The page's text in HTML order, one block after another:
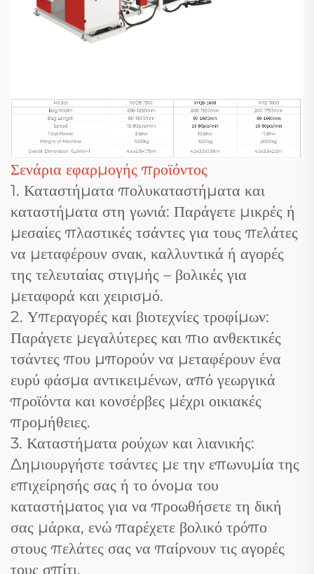
Σενάρια εφαρμογής προϊόντος
1. Καταστήματα πολυκαταστήματα και
καταστήματα στη γωνιά: Παράγετε μικρές ή
μεσαίες πλαστικές τσάντες για τους πελάτες
να μεταφέρουν σνακ, καλλυντικά ή αγορές
της τελευταίας στιγμής – βολικές για
μεταφορά και χειρισμό.
2. Υπεραγορές και βιοτεχνίες τροφίμων:
Παράγετε μεγαλύτερες και πιο ανθεκτικές
τσάντες που μπορούν να μεταφέρουν ένα
ευρύ φάσμα αντικειμένων, από γεωργικά
προϊόντα και κονσέρβες μέχρι οικιακές
προμήθειες.
3. Καταστήματα ρούχων και λιανικής:
Δημιουργήστε τσάντες με την επωνυμία της
επιχείρησής σας ή το όνομα του
καταστήματος για να προωθήσετε τη δική
σας μάρκα, ενώ παρέχετε βολικό τρόπο
στους πελάτες σας να παίρνουν τις αγορές
τους σπίτι.